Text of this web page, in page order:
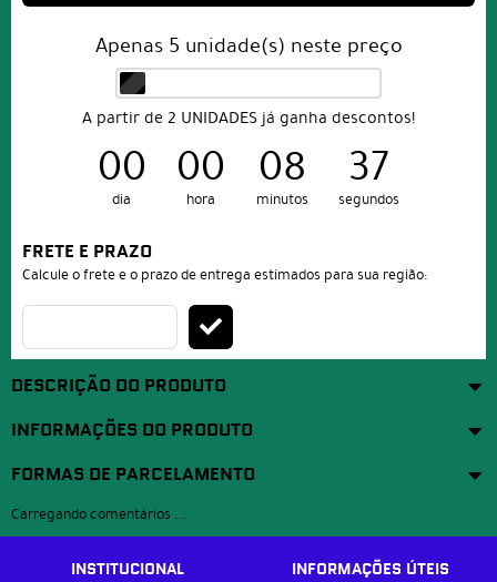
Apenas 5 unidade(s) neste preço
A partir de 2 UNIDADES já ganha descontos!
00
dia
00
hora
08
minutos
37
segundos
FRETE E PRAZO
Calcule o frete e o prazo de entrega estimados para sua região:
DESCRIÇÃO DO PRODUTO
INFORMAÇÕES DO PRODUTO
FORMAS DE PARCELAMENTO
Carregando comentários ...
INSTITUCIONAL INFORMAÇÕES ÚTEIS